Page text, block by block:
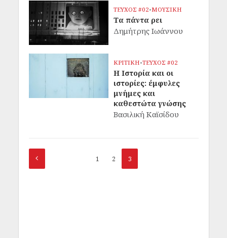
ΤΕΥΧΟΣ #02•ΜΟΥΣΙΚΗ
Τα πάντα ρει
Δημήτρης Ιωάννου
ΚΡΙΤΙΚΗ•ΤΕΥΧΟΣ #02
Η Ιστορία και οι
ιστορίες: έμφυλες
μνήμες και
καθεστώτα γνώσης
Βασιλική Καϊσίδου
1 2 3